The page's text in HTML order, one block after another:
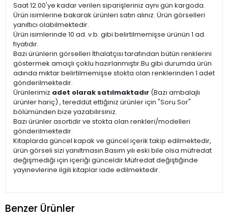
Saat 12.00'ye kadar verilen siparişleriniz aynı gün kargoda.
Ürün isimlerine bakarak ürünleri satın alınız. Ürün görselleri
yanıltıcı olabilmektedir.
Ürün isimlerinde 10 ad. v.b. gibi belirtilmemişse ürünün 1 ad.
fiyatıdır.
Bazı ürünlerin görselleri İthalatçısı tarafından bütün renklerini
göstermek amaçlı çoklu hazırlanmıştır.Bu gibi durumda ürün
adında miktar belirtilmemişse stokta olan renklerinden 1 adet
gönderilmektedir.
Ürünlerimiz adet olarak satılmaktadır (Bazı ambalajlı
ürünler hariç) , tereddüt ettiğiniz ürünler için "Soru Sor"
bölümünden bize yazabilirsiniz.
Bazı ürünler asortidir ve stokta olan renkleri/modelleri
gönderilmektedir.
Kitaplarda güncel kapak ve güncel içerik takip edilmektedir,
ürün görseli sizi yanıltmasın.Basım yılı eski bile olsa müfredat
değişmediği için içeriği günceldir.Müfredat değiştiğinde
yayınevlerine ilgili kitaplar iade edilmektedir.
Benzer Ürünler